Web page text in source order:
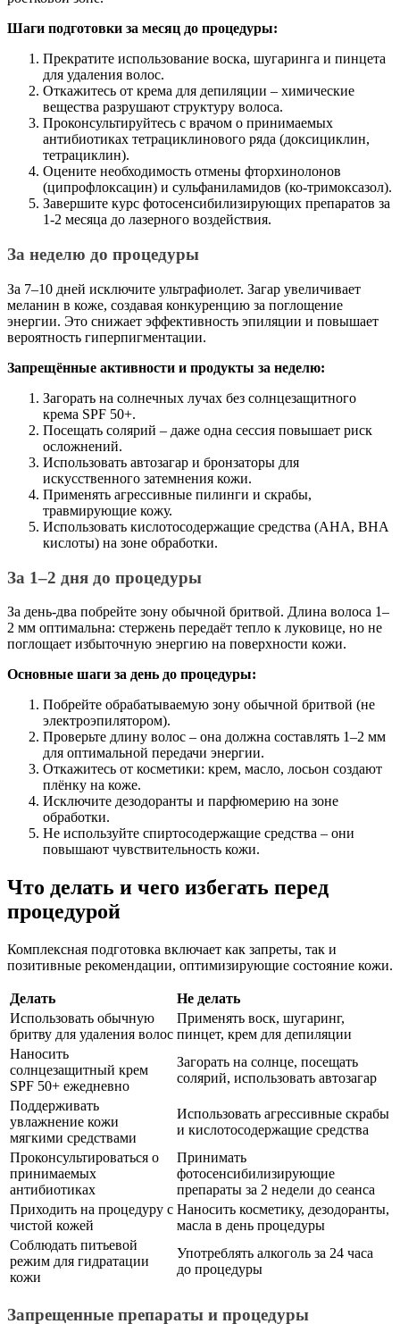
Шаги подготовки за месяц до процедуры:
Прекратите использование воска, шугаринга и пинцета
для удаления волос.
Откажитесь от крема для депиляции – химические
вещества разрушают структуру волоса.
Проконсультируйтесь с врачом о принимаемых
антибиотиках тетрациклинового ряда (доксициклин,
тетрациклин).
Оцените необходимость отмены фторхинолонов
(ципрофлоксацин) и сульфаниламидов (ко-тримоксазол).
Завершите курс фотосенсибилизирующих препаратов за
1-2 месяца до лазерного воздействия.
За неделю до процедуры
За 7–10 дней исключите ультрафиолет. Загар увеличивает
меланин в коже, создавая конкуренцию за поглощение
энергии. Это снижает эффективность эпиляции и повышает
вероятность гиперпигментации.
Запрещённые активности и продукты за неделю:
Загорать на солнечных лучах без солнцезащитного
крема SPF 50+.
Посещать солярий – даже одна сессия повышает риск
осложнений.
Использовать автозагар и бронзаторы для
искусственного затемнения кожи.
Применять агрессивные пилинги и скрабы,
травмирующие кожу.
Использовать кислотосодержащие средства (АНА, ВНА
кислоты) на зоне обработки.
За 1–2 дня до процедуры
За день-два побрейте зону обычной бритвой. Длина волоса 1–
2 мм оптимальна: стержень передаёт тепло к луковице, но не
поглощает избыточную энергию на поверхности кожи.
Основные шаги за день до процедуры:
Побрейте обрабатываемую зону обычной бритвой (не
электроэпилятором).
Проверьте длину волос – она должна составлять 1–2 мм
для оптимальной передачи энергии.
Откажитесь от косметики: крем, масло, лосьон создают
плёнку на коже.
Исключите дезодоранты и парфюмерию на зоне
обработки.
Не используйте спиртосодержащие средства – они
повышают чувствительность кожи.
Что делать и чего избегать перед
процедурой
Комплексная подготовка включает как запреты, так и
позитивные рекомендации, оптимизирующие состояние кожи.
Делать
Не делать
Использовать обычную
бритву для удаления волос
Применять воск, шугаринг,
пинцет, крем для депиляции
Наносить
солнцезащитный крем
SPF 50+ ежедневно
Загорать на солнце, посещать
солярий, использовать автозагар
Поддерживать
увлажнение кожи
мягкими средствами
Использовать агрессивные скрабы
и кислотосодержащие средства
Проконсультироваться о
принимаемых
антибиотиках
Принимать
фотосенсибилизирующие
препараты за 2 недели до сеанса
Приходить на процедуру с
чистой кожей
Наносить косметику, дезодоранты,
масла в день процедуры
Соблюдать питьевой
режим для гидратации
кожи
Употреблять алкоголь за 24 часа
до процедуры
Запрещенные препараты и процедуры